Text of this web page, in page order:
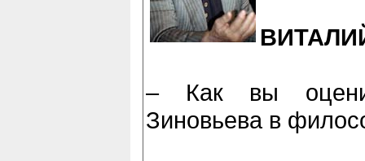
– Как вы
Зиновьева в